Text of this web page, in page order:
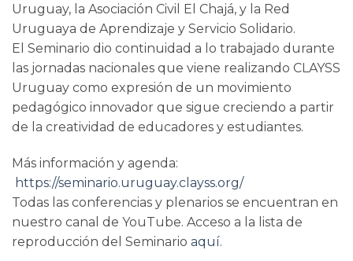
Uruguay, la Asociación Civil El Chajá, y la Red
Uruguaya de Aprendizaje y Servicio Solidario.
El Seminario dio continuidad a lo trabajado durante
las jornadas nacionales que viene realizando CLAYSS
Uruguay como expresión de un movimiento
pedagógico innovador que sigue creciendo a partir
de la creatividad de educadores y estudiantes.
Más información y agenda:
https://seminario.uruguay.clayss.org/
Todas las conferencias y plenarios se encuentran en
nuestro canal de YouTube. Acceso a la lista de
reproducción del Seminario aquí.